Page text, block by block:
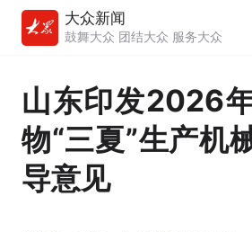
大众新闻
鼓舞大众 团结大众 服务大众
山东印发2026
物“三夏”生产机
导意见